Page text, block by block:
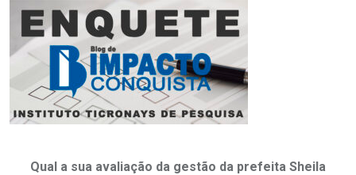
Qual a sua avaliação da gestão da prefeita Sheila